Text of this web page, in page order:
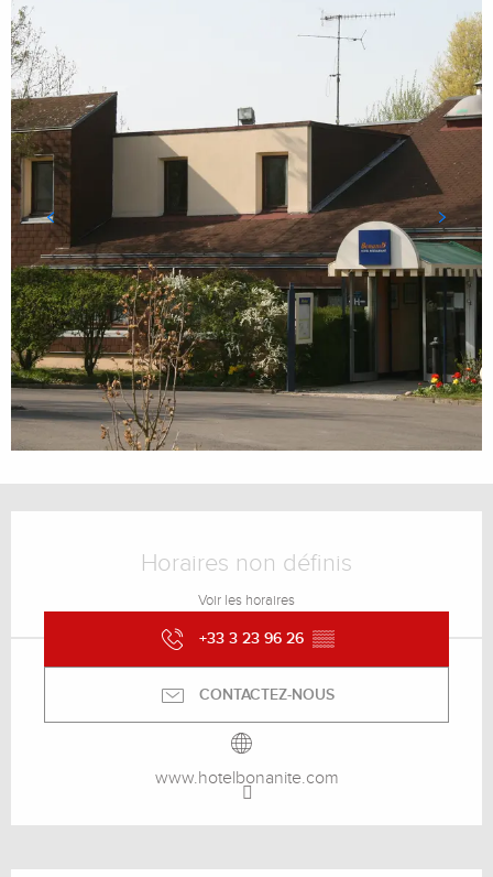
Horaires non définis
Voir les horaires
+33 3 23 96 26 ▒▒
CONTACTEZ-NOUS
www.hotelbonanite.com